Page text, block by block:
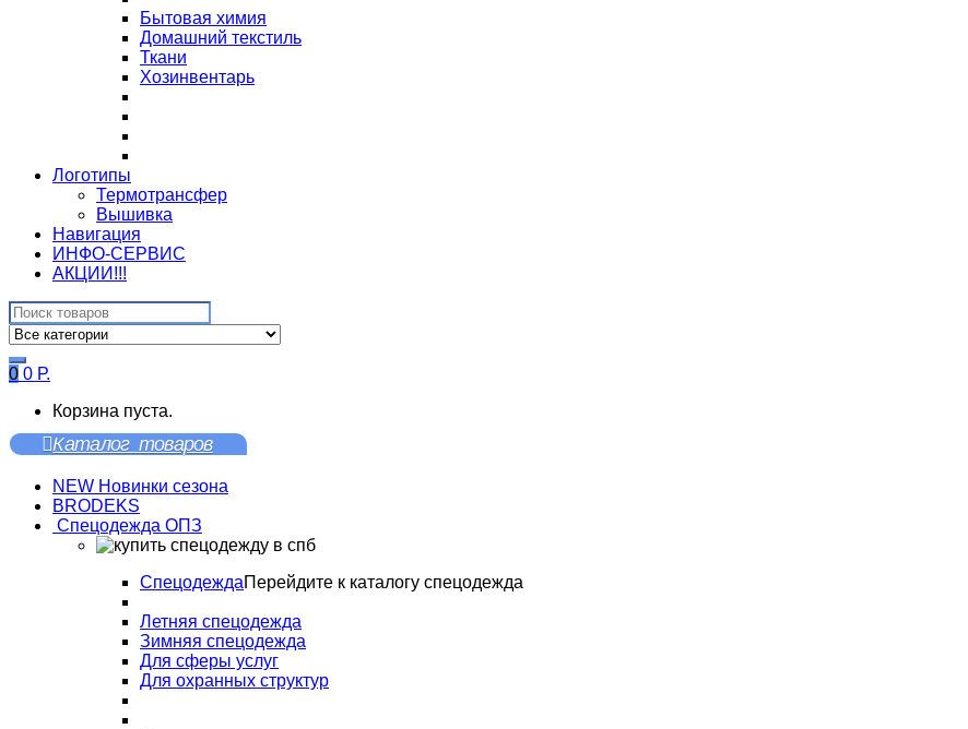
Бытовая химия
Домашний текстиль
Ткани
Хозинвентарь
Логотипы
Термотрансфер
Вышивка
Навигация
ИНФО-СЕРВИС
АКЦИИ!!!
Search
for:
0 0 Р.
Корзина пуста.
Каталог товаров
NEW Новинки сезона
BRODEKS
Спецодежда ОПЗ
СпецодеждаПерейдите к каталогу спецодежда
Летняя спецодежда
Зимняя спецодежда
Для сферы услуг
Для охранных структур